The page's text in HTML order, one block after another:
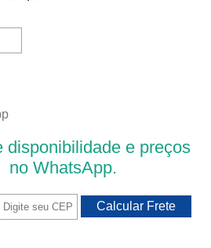
disponibilidade e preços
no WhatsApp.